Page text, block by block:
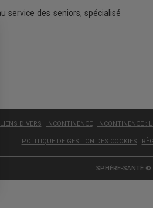
service des seniors, spécialisé
LIENS DIVERS INCONTINENCE INCONTINENCE :
POLITIQUE DE GESTION DES COOKIES
SPHÈRE-SANTÉ ©